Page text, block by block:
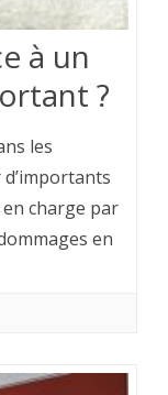
à un
?
les
charge par
en